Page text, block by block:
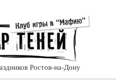
Ростов-на-Дону